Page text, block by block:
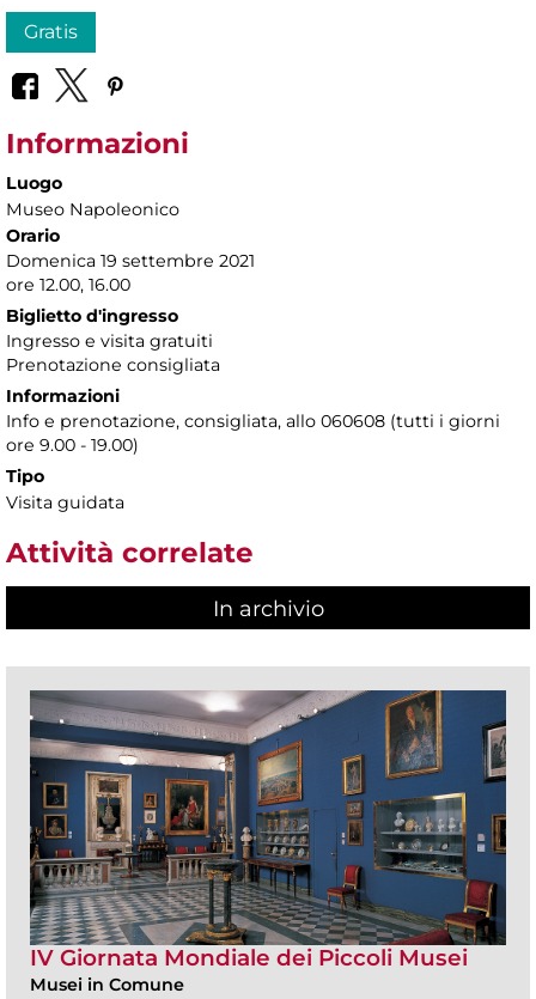
Gratis
Informazioni
Luogo
Museo Napoleonico
Orario
Domenica 19 settembre 2021
ore 12.00, 16.00
Biglietto d'ingresso
Ingresso e visita gratuiti
Prenotazione consigliata
Informazioni
Info e prenotazione, consigliata, allo 060608 (tutti i giorni
ore 9.00 - 19.00)
Tipo
Visita guidata
Attività correlate
In archivio
IV Giornata Mondiale dei Piccoli Musei
Musei in Comune